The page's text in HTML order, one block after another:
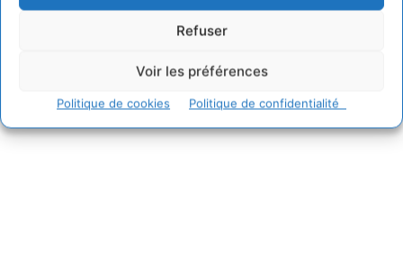
Refuser
Voir les préférences
Politique de cookies Politique de confidentialité